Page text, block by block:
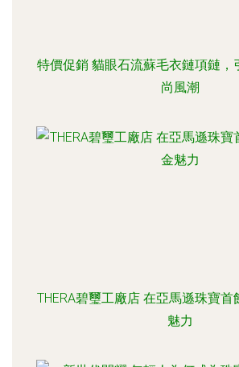
特價促銷 貓眼石流蘇毛衣鏈項鏈，
尚風潮
THERA碧璽工廠店 在亞馬遜珠寶首
魅力